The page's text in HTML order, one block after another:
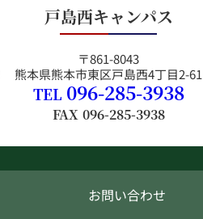
戸島西キャンパス
〒861-8043
熊本県熊本市東区戸島西4丁目2-61
TEL 096-285-3938
FAX 096-285-3938
お問い合わせ